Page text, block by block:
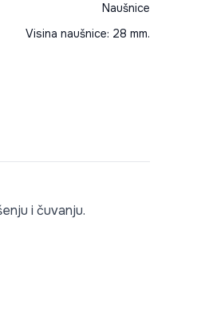
Naušnice
Visina naušnice: 28 mm.
i čuvanju.